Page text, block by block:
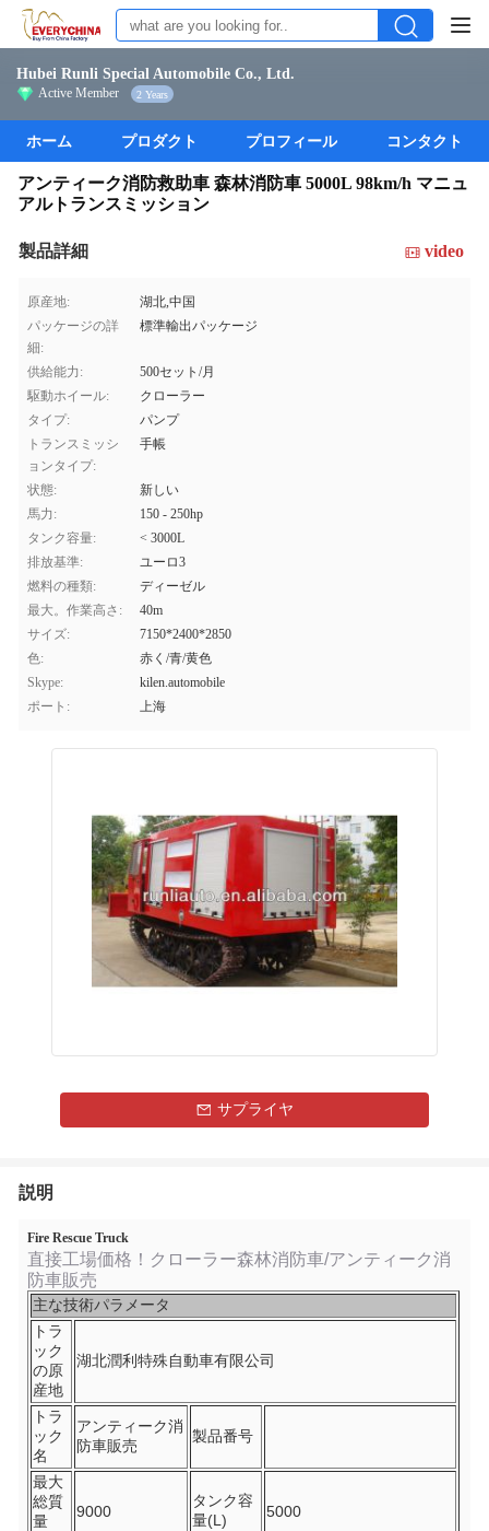
Hubei Runli Special Automobile Co., Ltd.
Active Member 2 Years
ホーム プロダクト プロフィール コンタクト
アンティーク消防救助車 森林消防車 5000L 98km/h マニュ
アルトランスミッション
製品詳細 video
原産地:
湖北,中国
パッケージの詳
細:
標準輸出パッケージ
供給能力:
500セット/月
駆動ホイール:
クローラー
タイプ:
パンプ
トランスミッシ
ョンタイプ:
手帳
状態:
新しい
馬力:
150 - 250hp
タンク容量:
< 3000L
排放基準:
ユーロ3
燃料の種類:
ディーゼル
最大。作業高さ:
40m
サイズ:
7150*2400*2850
色:
赤く/青/黄色
Skype:
kilen.automobile
ポート:
上海
サプライヤ
説明
Fire Rescue Truck
直接工場価格！クローラー森林消防車/アンティーク消
防車販売
主な技術パラメータ
トラ
ック
の原
産地
湖北潤利特殊自動車有限公司
トラ
ック
名
アンティーク消
防車販売
製品番号
最大
総質
量
9000
タンク容
量(L)
5000